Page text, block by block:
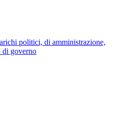
politici, di amministrazione,
di governo